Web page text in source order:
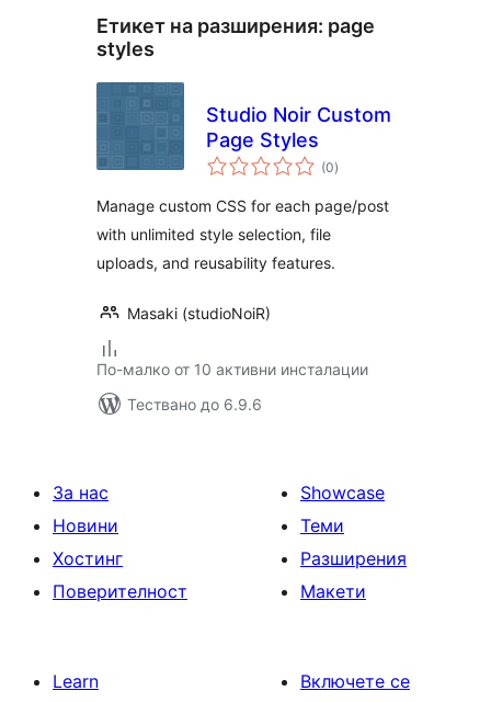
Етикет на разширения: page
styles
Studio Noir Custom
Page Styles
(0общо
оценки
)
Manage custom CSS for each page/post
with unlimited style selection, file
uploads, and reusability features.
Masaki (studioNoiR)
По-малко от 10 активни инсталации
Тествано до 6.9.6
За нас
Новини
Хостинг
Поверителност
Showcase
Теми
Разширения
Макети
Learn
Включете се